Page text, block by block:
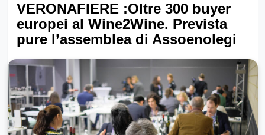
VERONAFIERE :Oltre 300 buyer
europei al Wine2Wine. Prevista
pure l’assemblea di Assoenolegi